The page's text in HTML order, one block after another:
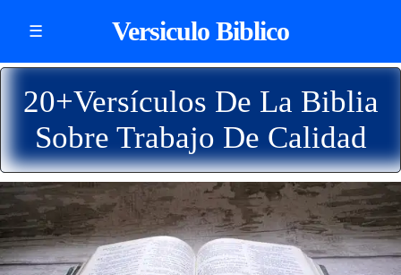
☰ Versiculo Biblico
20+Versículos De La Biblia
Sobre Trabajo De Calidad